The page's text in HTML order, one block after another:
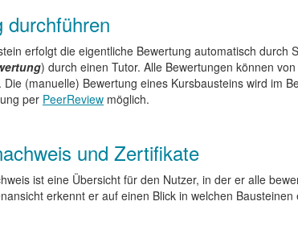
durchführen
erfolgt die eigentliche Bewertung automatisch durch
) durch einen Tutor. Alle Bewertungen können
(manuelle) Bewertung eines Kursbausteins wird im
per PeerReview möglich.
und Zertifikate
ist eine Übersicht für den Nutzer, in der er alle
erkennt er auf einen Blick in welchen